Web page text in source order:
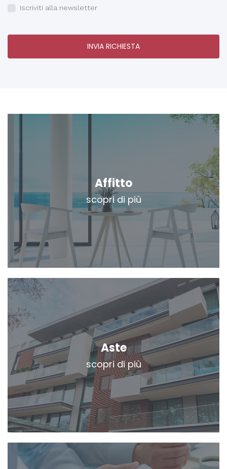
Iscriviti alla newsletter
INVIA RICHIESTA
Affitto
scopri di più
Aste
scopri di più